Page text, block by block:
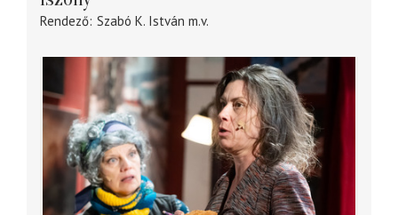
Rendező Szabó K. István m.v.